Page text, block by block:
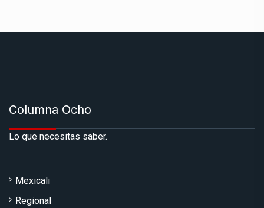
Columna Ocho
Lo que necesitas saber.
Mexicali
Regional